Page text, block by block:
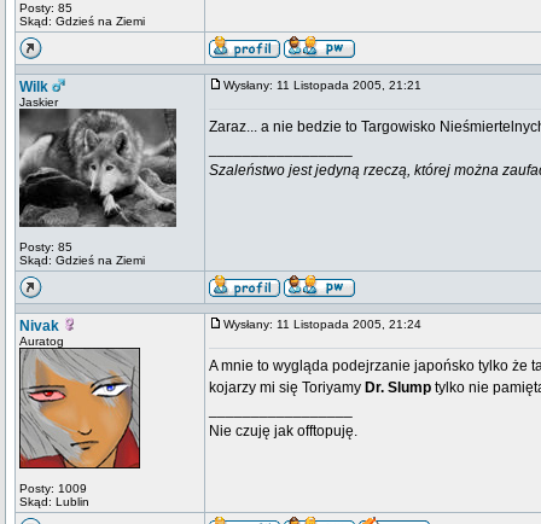
Posty: 85
Skąd: Gdzieś na Ziemi
Wilk
Jaskier
Posty: 85
Skąd: Gdzieś na Ziemi
Wysłany: 11 Listopada 2005, 21:21
Zaraz... a nie bedzie to Targowisko
Szaleństwo jest jedyną rzeczą, której można
Nivak
Auratog
Posty: 1009
Skąd: Lublin
Wysłany: 11 Listopada 2005, 21:24
A mnie to wygląda podejrzanie japońsko tylko że
kojarzy mi się Toriyamy Dr. Slump tylko nie
Nie czuję jak offtopuję.